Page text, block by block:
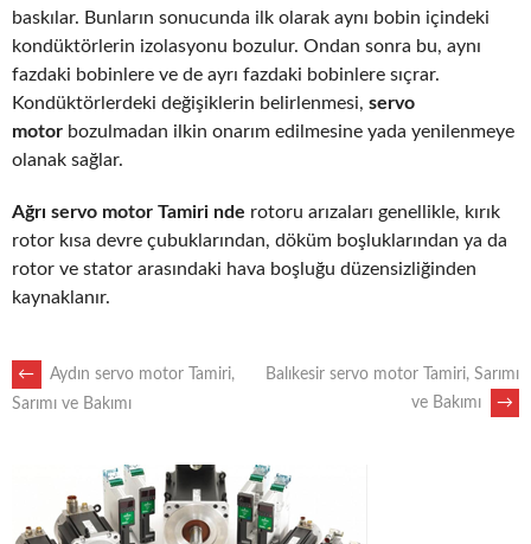
baskılar. Bunların sonucunda ilk olarak aynı bobin içindeki
kondüktörlerin izolasyonu bozulur. Ondan sonra bu, aynı
fazdaki bobinlere ve de ayrı fazdaki bobinlere sıçrar.
Kondüktörlerdeki değişiklerin belirlenmesi, servo
motor bozulmadan ilkin onarım edilmesine yada yenilenmeye
olanak sağlar.
Ağrı servo motor Tamiri nde rotoru arızaları genellikle, kırık
rotor kısa devre çubuklarından, döküm boşluklarından ya da
rotor ve stator arasındaki hava boşluğu düzensizliğinden
kaynaklanır.
POST
NAVIGATION
←
Aydın servo motor Tamiri,
Sarımı ve Bakımı
Balıkesir servo motor Tamiri, Sarımı
ve Bakımı
→